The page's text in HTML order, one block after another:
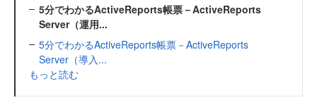
5分でわかるActiveReports帳票－ActiveReports
Server（運用...
5分でわかるActiveReports帳票－ActiveReports
Server（導入...
もっと読む